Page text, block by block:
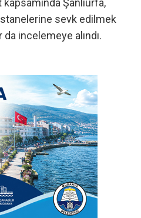
kapsamında Şanlıurfa,
sevk edilmek
incelemeye alındı.